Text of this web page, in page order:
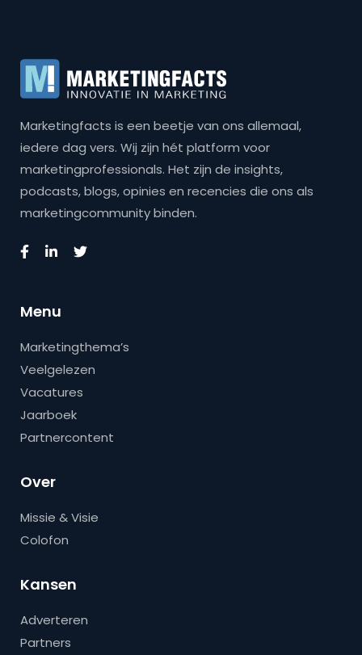
Marketingfacts is een beetje van ons allemaal,
iedere dag vers. Wij zijn hét platform voor
marketingprofessionals. Het zijn de insights,
podcasts, blogs, opinies en recencies die ons als
marketingcommunity binden.
Menu
Marketingthema’s
Veelgelezen
Vacatures
Jaarboek
Partnercontent
Over
Missie & Visie
Colofon
Kansen
Adverteren
Partners